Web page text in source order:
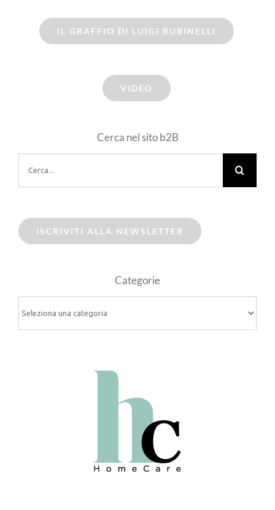
IL GRAFFIO DI LUIGI RUBINELLI
VIDEO
Cerca nel sito b2B
per:
ISCRIVITI ALLA NEWSLETTER
Categorie